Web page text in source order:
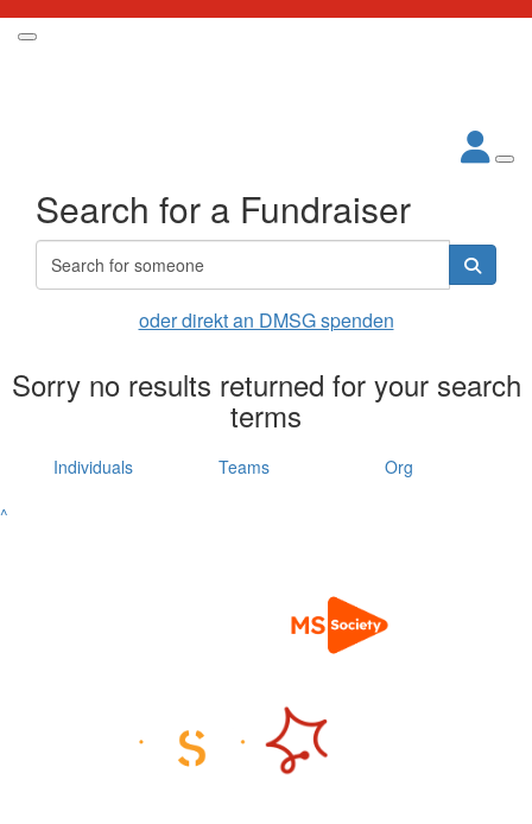
Search for a Fundraiser
oder direkt an DMSG spenden
Sorry no results returned for your search
terms
Individuals Teams
Org
^